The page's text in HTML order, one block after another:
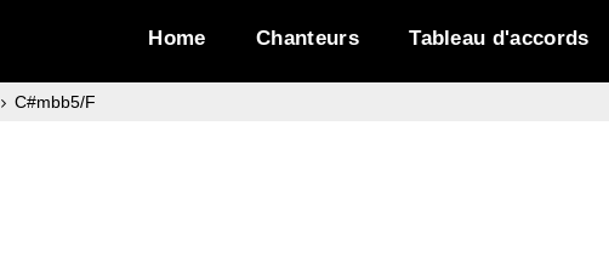
Home Chanteurs Tableau d'accords
C#mbb5/F